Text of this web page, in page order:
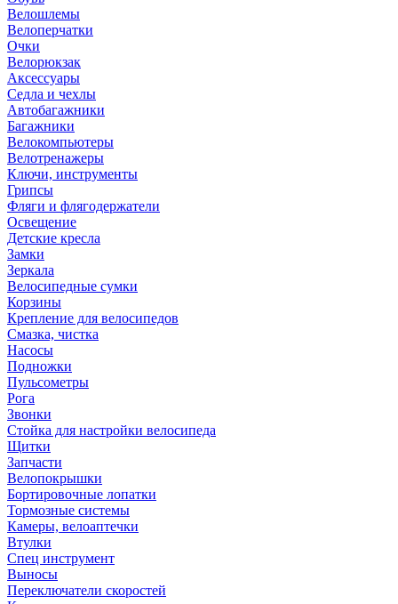
Велошлемы
Велоперчатки
Очки
Велорюкзак
Аксессуары
Седла и чехлы
Автобагажники
Багажники
Велокомпьютеры
Велотренажеры
Ключи, инструменты
Грипсы
Фляги и флягодержатели
Освещение
Детские кресла
Замки
Зеркала
Велосипедные сумки
Корзины
Крепление для велосипедов
Смазка, чистка
Насосы
Подножки
Пульсометры
Рога
Звонки
Стойка для настройки велосипеда
Щитки
Запчасти
Велопокрышки
Бортировочные лопатки
Тормозные системы
Камеры, велоаптечки
Втулки
Спец инструмент
Выносы
Переключатели скоростей